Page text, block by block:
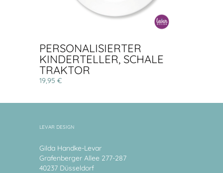
PERSONALISIERTER
KINDERTELLER, SCHALE
TRAKTOR
19,95 €
LEVAR DESIGN
Gilda Handke-Levar
Grafenberger Allee 277-287
40237 Düsseldorf